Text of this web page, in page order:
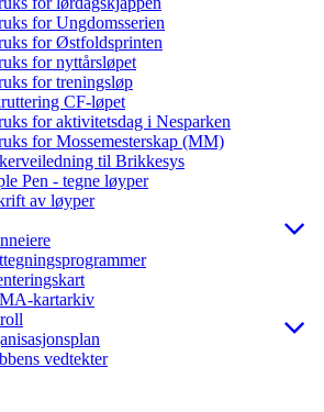
for Ungdomsserien
for Østfoldsprinten
for nyttårsløpet
for treningsløp
CF-løpet
for aktivitetsdag i Nesparken
for Mossemesterskap (MM)
til Brikkesys
Pen - tegne løyper
av løyper
kartarkiv
vedtekter